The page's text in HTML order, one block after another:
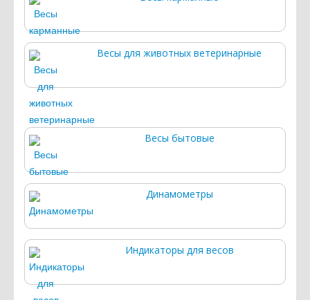
Весы для животных ветеринарные
Весы бытовые
Динамометры
Индикаторы для весов